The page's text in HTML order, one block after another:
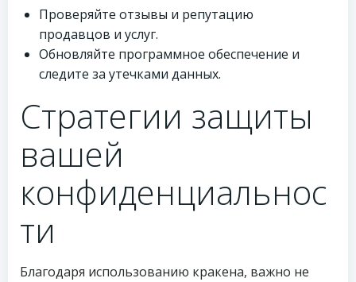
Проверяйте отзывы и репутацию
продавцов и услуг.
Обновляйте программное обеспечение и
следите за утечками данных.
Стратегии защиты
вашей
конфиденциальнос
ти
Благодаря использованию кракена, важно не